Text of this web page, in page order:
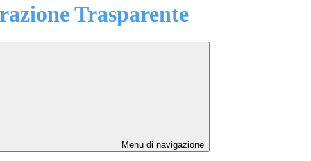
Trasparente
Menu di navigazione